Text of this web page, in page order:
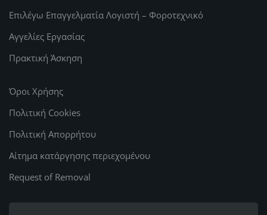
Επιλέγω Επαγγελματία Λογιστή – Φοροτεχνικό
Αγγελίες Εργασίας
Πρακτική Άσκηση
Όροι Χρήσης
Πολιτική Cookies
Πολιτική Απορρήτου
Αίτημα κατάργησης περιεχομένου
Request of Removal